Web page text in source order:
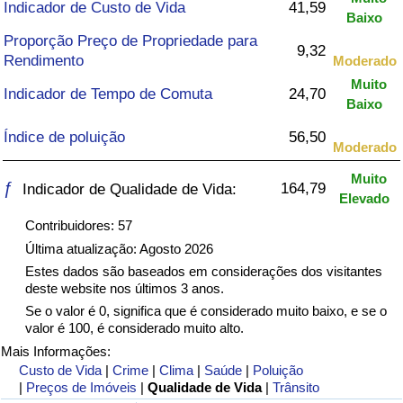
Indicador de Custo de Vida 41,59
Baixo
Proporção Preço de Propriedade para
Rendimento
9,32
Moderado
Indicador de Tempo de Comuta 24,70
Muito
Baixo
Índice de poluição 56,50
Moderado
ƒ Indicador de Qualidade de Vida: 164,79
Muito
Elevado
Contribuidores: 57
Última atualização: Agosto 2026
Estes dados são baseados em considerações dos visitantes
deste website nos últimos 3 anos.
Se o valor é 0, significa que é considerado muito baixo, e se o
valor é 100, é considerado muito alto.
Mais Informações:
Custo de Vida |Crime |Clima | Saúde | Poluição
| Preços de Imóveis |Qualidade de Vida |Trânsito
Saúde
Indicador de Poluição (Atual)
Índice de poluição
Indicador de Poluição por País
Trânsito